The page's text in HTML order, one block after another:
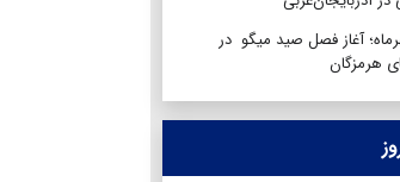
آغاز فصل صید میگو در
هرمزگان